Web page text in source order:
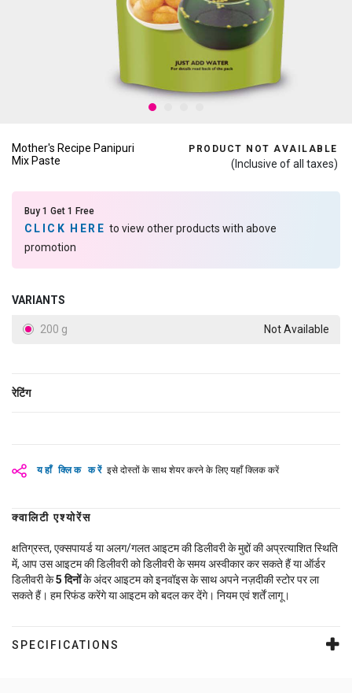
Mother's Recipe Panipuri
Mix Paste
PRODUCT NOT AVAILABLE
(Inclusive of all taxes)
Buy 1 Get 1 Free
CLICK HEREto view other products with above
promotion
VARIANTS
200 g Not Available
रेटिंग
यहाँ क्लिक करें इसे दोस्तों के साथ शेयर करने के लिए यहाँ क्लिक करें
क्वालिटी एश्योरेंस
क्षतिग्रस्त, एक्सपायर्ड या अलग/गलत आइटम की डिलीवरी के मुद्दों की अप्रत्याशित स्थिति
में, आप उस आइटम की डिलीवरी को डिलीवरी के समय अस्वीकार कर सकते हैं या ऑर्डर
डिलीवरी के5 दिनोंके अंदर आइटम को इनवॉइस के साथ अपने नज़दीकी स्टोर पर ला
सकते हैं। हम रिफंड करेंगे या आइटम को बदल कर देंगे। नियम एवं शर्तें लागू।
SPECIFICATIONS